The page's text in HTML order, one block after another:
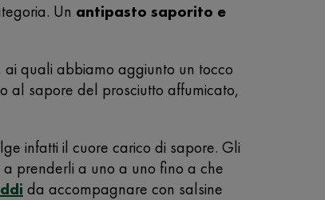
Un antipasto saporito e
quali abbiamo aggiunto un tocco
al sapore del prosciutto affumicato,
infatti il cuore carico di sapore. Gli
prenderli a uno a uno fino a che
da accompagnare con salsine